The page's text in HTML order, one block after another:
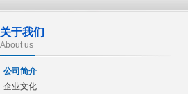
关于我们
About us
公司简介
企业文化